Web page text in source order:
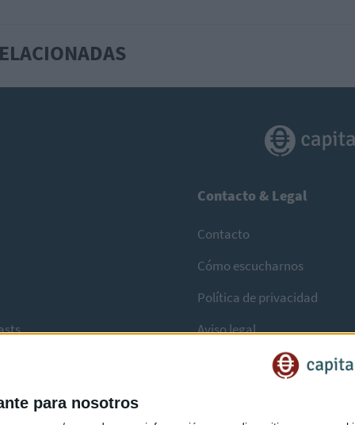
para nosotros
Contacto & Legal
Contacto
Cómo escucharnos
Política de privacidad
Aviso legal